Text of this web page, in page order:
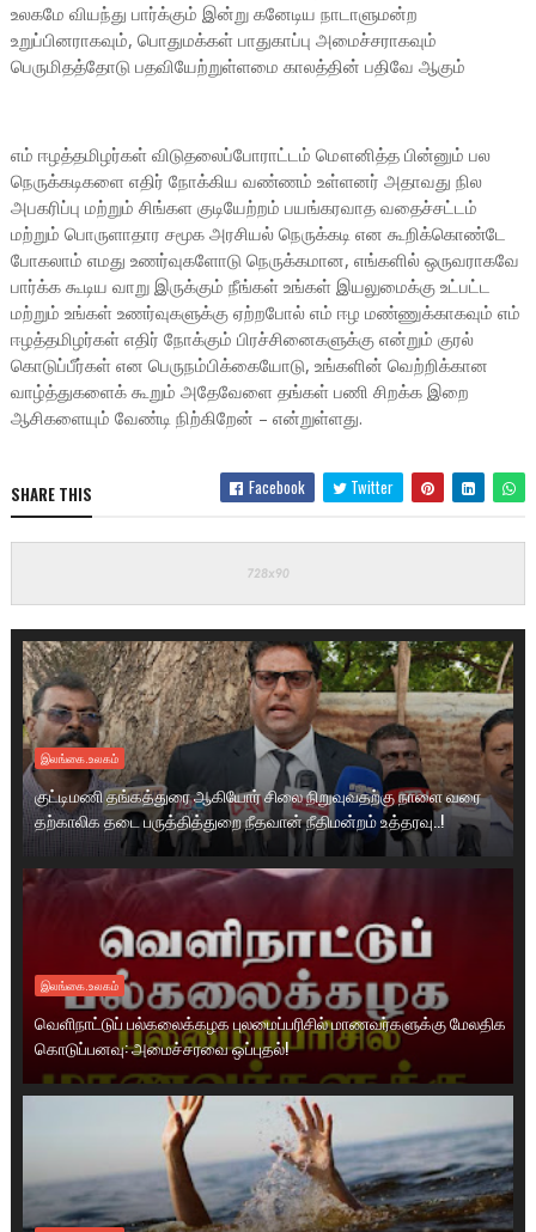
உலகமே வியந்து பார்க்கும் இன்று கனேடிய நாடாளுமன்ற
உறுப்பினராகவும், பொதுமக்கள் பாதுகாப்பு அமைச்சராகவும்
பெருமிதத்தோடு பதவியேற்றுள்ளமை காலத்தின் பதிவே ஆகும்
எம் ஈழத்தமிழர்கள் விடுதலைப்போராட்டம் மௌனித்த பின்னும் பல
நெருக்கடிகளை எதிர் நோக்கிய வண்ணம் உள்ளனர் அதாவது நில
அபகரிப்பு மற்றும் சிங்கள குடியேற்றம் பயங்கரவாத வதைச்சட்டம்
மற்றும் பொருளாதார சமூக அரசியல் நெருக்கடி என கூறிக்கொண்டே
போகலாம் எமது உணர்வுகளோடு நெருக்கமான, எங்களில் ஒருவராகவே
பார்க்க கூடிய வாறு இருக்கும் நீங்கள் உங்கள் இயலுமைக்கு உட்பட்ட
மற்றும் உங்கள் உணர்வுகளுக்கு ஏற்றபோல் எம் ஈழ மண்ணுக்காகவும் எம்
ஈழத்தமிழர்கள் எதிர் நோக்கும் பிரச்சினைகளுக்கு என்றும் குரல்
கொடுப்பீர்கள் என பெருநம்பிக்கையோடு, உங்களின் வெற்றிக்கான
வாழ்த்துகளைக் கூறும் அதேவேளை தங்கள் பணி சிறக்க இறை
ஆசிகளையும் வேண்டி நிற்கிறேன் – என்றுள்ளது.
SHARE THIS Facebook Twitter
இலங்கை.உலகம்
குட்டிமணி தங்கத்துரை ஆகியோர் சிலை நிறுவுவதற்கு நாளை வரை
தற்காலிக தடை பருத்தித்துறை நீதவான் நீதிமன்றம் உத்தரவு..!
இலங்கை.உலகம்
வெளிநாட்டுப் பல்கலைக்கழக புலமைப்பரிசில் மாணவர்களுக்கு மேலதிக
கொடுப்பனவு: அமைச்சரவை ஒப்புதல்!